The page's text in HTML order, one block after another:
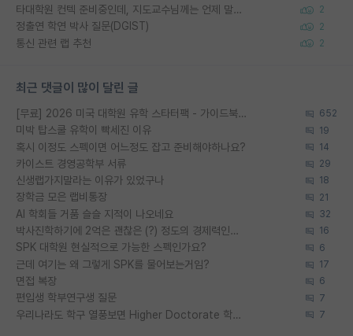
타대학원 컨텍 준비중인데, 지도교수님께는 언제 말씀드려야 할까요? 2
정출연 학연 박사 질문(DGIST) 2
통신 관련 랩 추천 2
최근 댓글이 많이 달린 글
[무료] 2026 미국 대학원 유학 스타터팩 - 가이드북 & 합격자 컨택메일 템플릿 652
미박 탑스쿨 유학이 빡세진 이유 19
혹시 이정도 스펙이면 어느정도 잡고 준비해야하나요? 14
카이스트 경영공학부 서류 29
신생랩가지말라는 이유가 있었구나 18
장학금 모은 랩비통장 21
AI 학회들 거품 슬슬 지적이 나오네요 32
박사진학하기에 2억은 괜찮은 (?) 정도의 경제력인가요 16
SPK 대학원 현실적으로 가능한 스펙인가요? 6
근데 여기는 왜 그렇게 SPK를 물어보는거임? 17
면접 복장 6
편입생 학부연구생 질문 7
우리나라도 학구 열풍보면 Higher Doctorate 학위가 필요하다고 봅니다. 7